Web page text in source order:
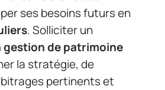
ses besoins futurs en
. Solliciter un
gestion de patrimoine
la stratégie, de
pertinents et